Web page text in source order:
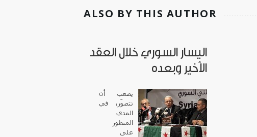
ALSO BY THIS AUTHOR
اليسار السوري خلال العقد
الأخير وبعده
يصعب أن
نتصوّر، في
المدى
المنظور
على